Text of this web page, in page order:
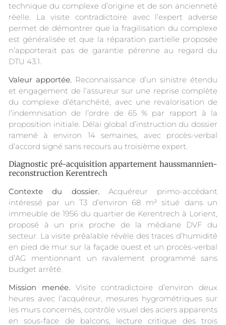
technique du complexe d’origine et de son ancienneté
réelle. La visite contradictoire avec l’expert adverse
permet de démontrer que la fragilisation du complexe
est généralisée et que la réparation partielle proposée
n’apporterait pas de garantie pérenne au regard du
DTU 43.1.
Valeur apportée. Reconnaissance d’un sinistre étendu
et engagement de l’assureur sur une reprise complète
du complexe d’étanchéité, avec une revalorisation de
l’indemnisation de l’ordre de 65 % par rapport à la
proposition initiale. Délai global d’instruction du dossier
ramené à environ 14 semaines, avec procès-verbal
d’accord signé sans recours au troisième expert.
Diagnostic pré-acquisition appartement haussmannien-
reconstruction Kerentrech
Contexte du dossier. Acquéreur primo-accédant
intéressé par un T3 d’environ 68 m² situé dans un
immeuble de 1956 du quartier de Kerentrech à Lorient,
proposé à un prix proche de la médiane DVF du
secteur. La visite préalable révèle des traces d’humidité
en pied de mur sur la façade ouest et un procès-verbal
d’AG mentionnant un ravalement programmé sans
budget arrêté.
Mission menée.Visite contradictoire d’environ deux
heures avec l’acquéreur, mesures hygrométriques sur
les murs concernés, contrôle visuel des aciers apparents
en sous-face de balcons, lecture critique des trois